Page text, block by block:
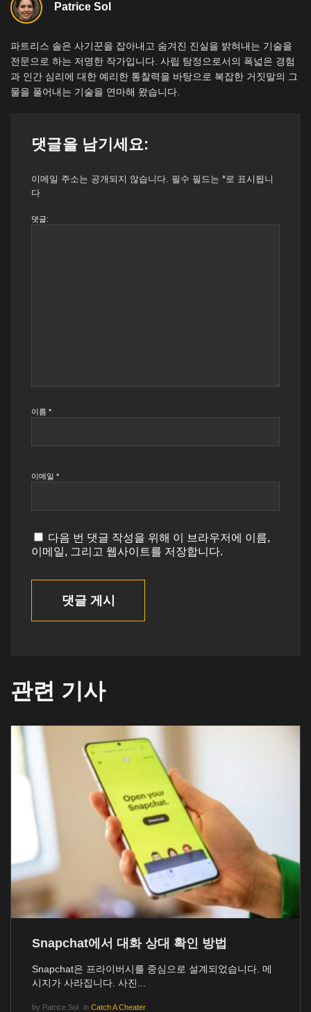
Patrice Sol
파트리스 솔은 사기꾼을 잡아내고 숨겨진 진실을 밝혀내는 기술을
전문으로 하는 저명한 작가입니다. 사립 탐정으로서의 폭넓은 경험
과 인간 심리에 대한 예리한 통찰력을 바탕으로 복잡한 거짓말의 그
물을 풀어내는 기술을 연마해 왔습니다.
댓글을 남기세요:
이메일 주소는 공개되지 않습니다. 필수 필드는 *로 표시됩니
다
댓글:
이름 *
이메일 *
다음 번 댓글 작성을 위해 이 브라우저에 이름,
이메일, 그리고 웹사이트를 저장합니다.
댓글 게시
관련 기사
Snapchat에서 대화 상대 확인 방법
Snapchat은 프라이버시를 중심으로 설계되었습니다. 메
시지가 사라집니다. 사진...
by Patrice Sol in Catch A Cheater